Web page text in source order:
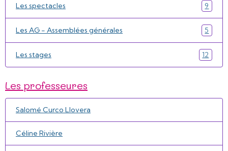
Les spectacles 9
Les AG - Assemblées générales 5
Les stages 12
Les professeures
Salomé Curco Llovera
Céline Rivière